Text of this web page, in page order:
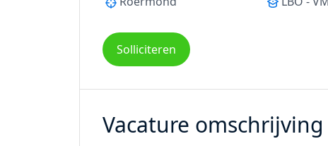
Solliciteren
Vacature omschrijving